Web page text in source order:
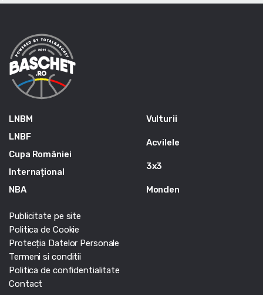
LNBM
LNBF
Cupa României
Internațional
NBA
Vulturii
Acvilele
3x3
Monden
Publicitate pe site
Politica de Cookie
Protecția Datelor Personale
Termeni si conditii
Politica de confidentialitate
Contact